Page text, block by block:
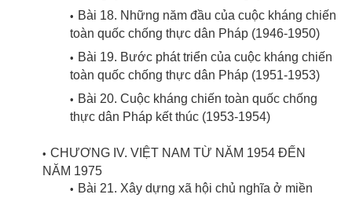
Bài 18. Những năm đầu của cuộc kháng chiến
toàn quốc chống thực dân Pháp (1946-1950)
Bài 19. Bước phát triển của cuộc kháng chiến
toàn quốc chống thực dân Pháp (1951-1953)
Bài 20. Cuộc kháng chiến toàn quốc chống
thực dân Pháp kết thúc (1953-1954)
CHƯƠNG IV. VIỆT NAM TỪ NĂM 1954 ĐẾN
NĂM 1975
Bài 21. Xây dựng xã hội chủ nghĩa ở miền